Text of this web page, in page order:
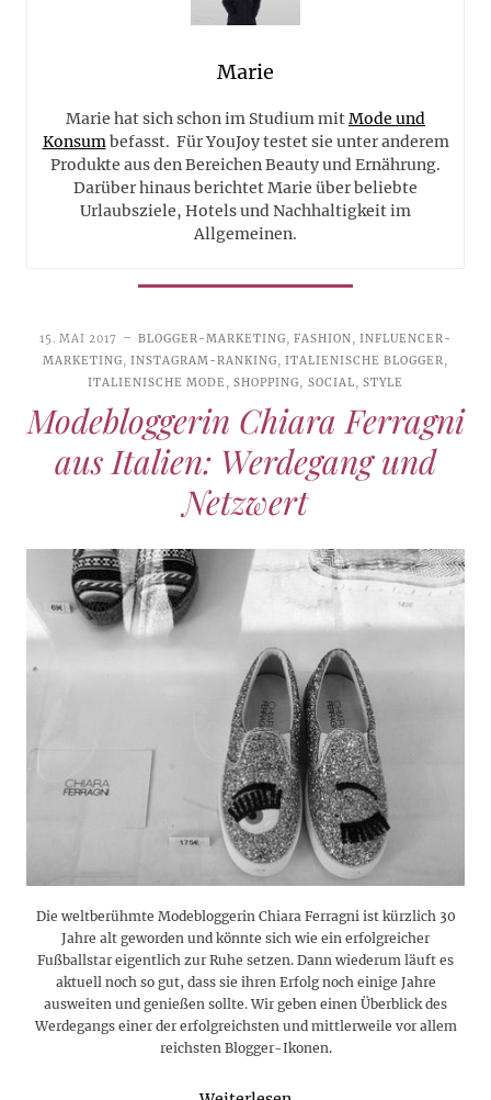
Marie
Marie hat sich schon im Studium mitMode und
Konsumbefasst. Für YouJoy testet sie unter anderem
Produkte aus den Bereichen Beauty und Ernährung.
Darüber hinaus berichtet Marie über beliebte
Urlaubsziele, Hotels und Nachhaltigkeit im
Allgemeinen.
15. MAI 2017 BLOGGER-MARKETING, FASHION,INFLUENCER-
MARKETING, INSTAGRAM-RANKING,ITALIENISCHE BLOGGER,
ITALIENISCHE MODE,SHOPPING, SOCIAL, STYLE
Modebloggerin Chiara Ferragni
aus Italien: Werdegang und
Netzwert
Die weltberühmte Modebloggerin Chiara Ferragni ist kürzlich 30
Jahre alt geworden und könnte sich wie ein erfolgreicher
Fußballstar eigentlich zur Ruhe setzen. Dann wiederum läuft es
aktuell noch so gut, dass sie ihren Erfolg noch einige Jahre
ausweiten und genießen sollte. Wir geben einen Überblick des
Werdegangs einer der erfolgreichsten und mittlerweile vor allem
reichsten Blogger-Ikonen.